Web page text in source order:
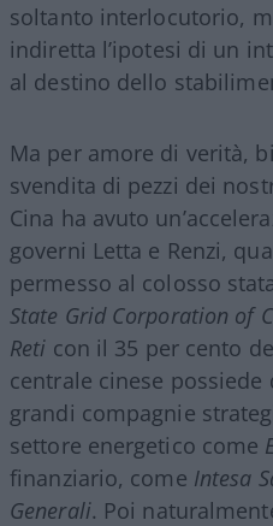
soltanto interlocutorio,
indiretta l’ipotesi di un
al destino dello
Ma per amore di verità,
svendita di pezzi dei
Cina ha avuto
governi Letta e Renzi,
permesso al colosso
State Grid Corporation of
Reti con il 35 per cento
centrale cinese
grandi compagnie
settore energetico come
finanziario, come Intesa
Generali. Poi